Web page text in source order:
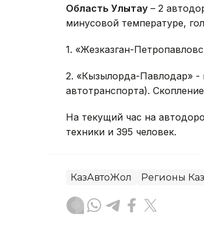
Область Улытау – 2
минусовой температуре,
1. «Жезказган-
2. «Кызылорда-Павлодар» -
автотранспорта).
На текущий час на
техники и 395 человек.
КазАвтоЖол Регионы